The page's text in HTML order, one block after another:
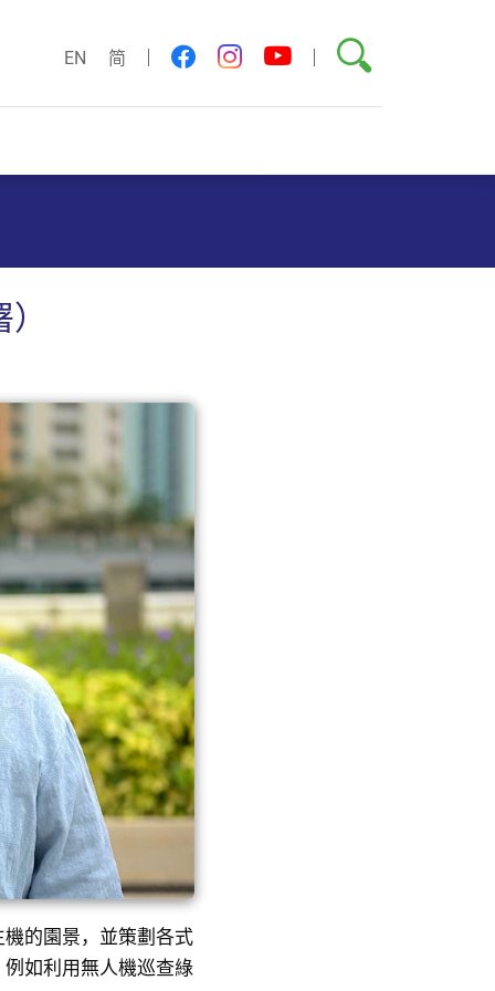
EN 简 facebookinstagram
youtube
搜尋
的園景，並策劃各式
如利用無人機巡查綠